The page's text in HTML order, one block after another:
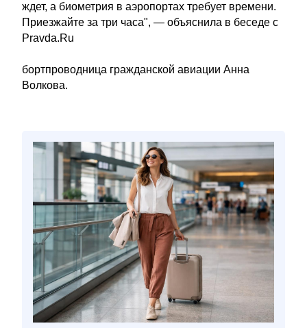
ждет, а биометрия в аэропортах требует времени.
Приезжайте за три часа", — объяснила в беседе с
Pravda.Ru
бортпроводница гражданской авиации Анна
Волкова.